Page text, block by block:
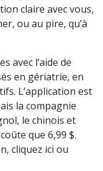
claire avec vous,
ou au pire, qu’à
avec l’aide de
en gériatrie, en
L’application est
la compagnie
le chinois et
que 6,99 $.
cliquez ici ou